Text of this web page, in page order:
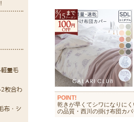
POINT!
乾きが早くてシワになりに
の品質・西川の掛け布団カ